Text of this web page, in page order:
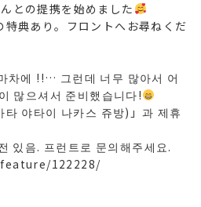
との提携を始めました
典あり。フロントへお尋ねくだ
차에 !!… 그런데 너무 많아서 어
많으셔서 준비했습니다!
타 야타이 나카스 쥬방)」과 제휴
있음. 프런트로 문의해주세요.
122228/